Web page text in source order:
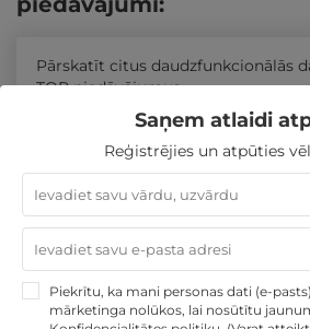
Atpūtas piedāvājums Apraksts
Pārskatīt citus daudzfunkcionālās
TOP piedāvājumus
Līdzīgi atpūtas piedāvājumi
REZERVĀCIJAinternetā
Saņem atlaidi
Reģistrējies un atpūties
Piekrītu, ka mani personas dati (e-
mārketinga nolūkos, lai nosūtītu